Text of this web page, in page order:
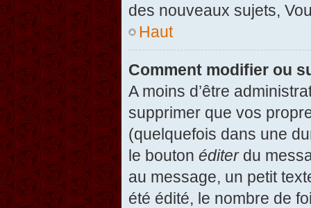
des nouveaux sujets,
Haut
Comment modifier ou
A moins d’être
supprimer que vos
(quelquefois dans une
le bouton éditerdu
au message, un petit
été édité, le nombre de